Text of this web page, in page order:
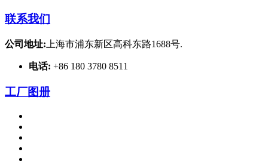
联系我们
公司地址: 上海市浦东新区高科东路1688号.
电话: +86 180 3780 8511
工厂图册